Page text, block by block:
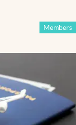
Members